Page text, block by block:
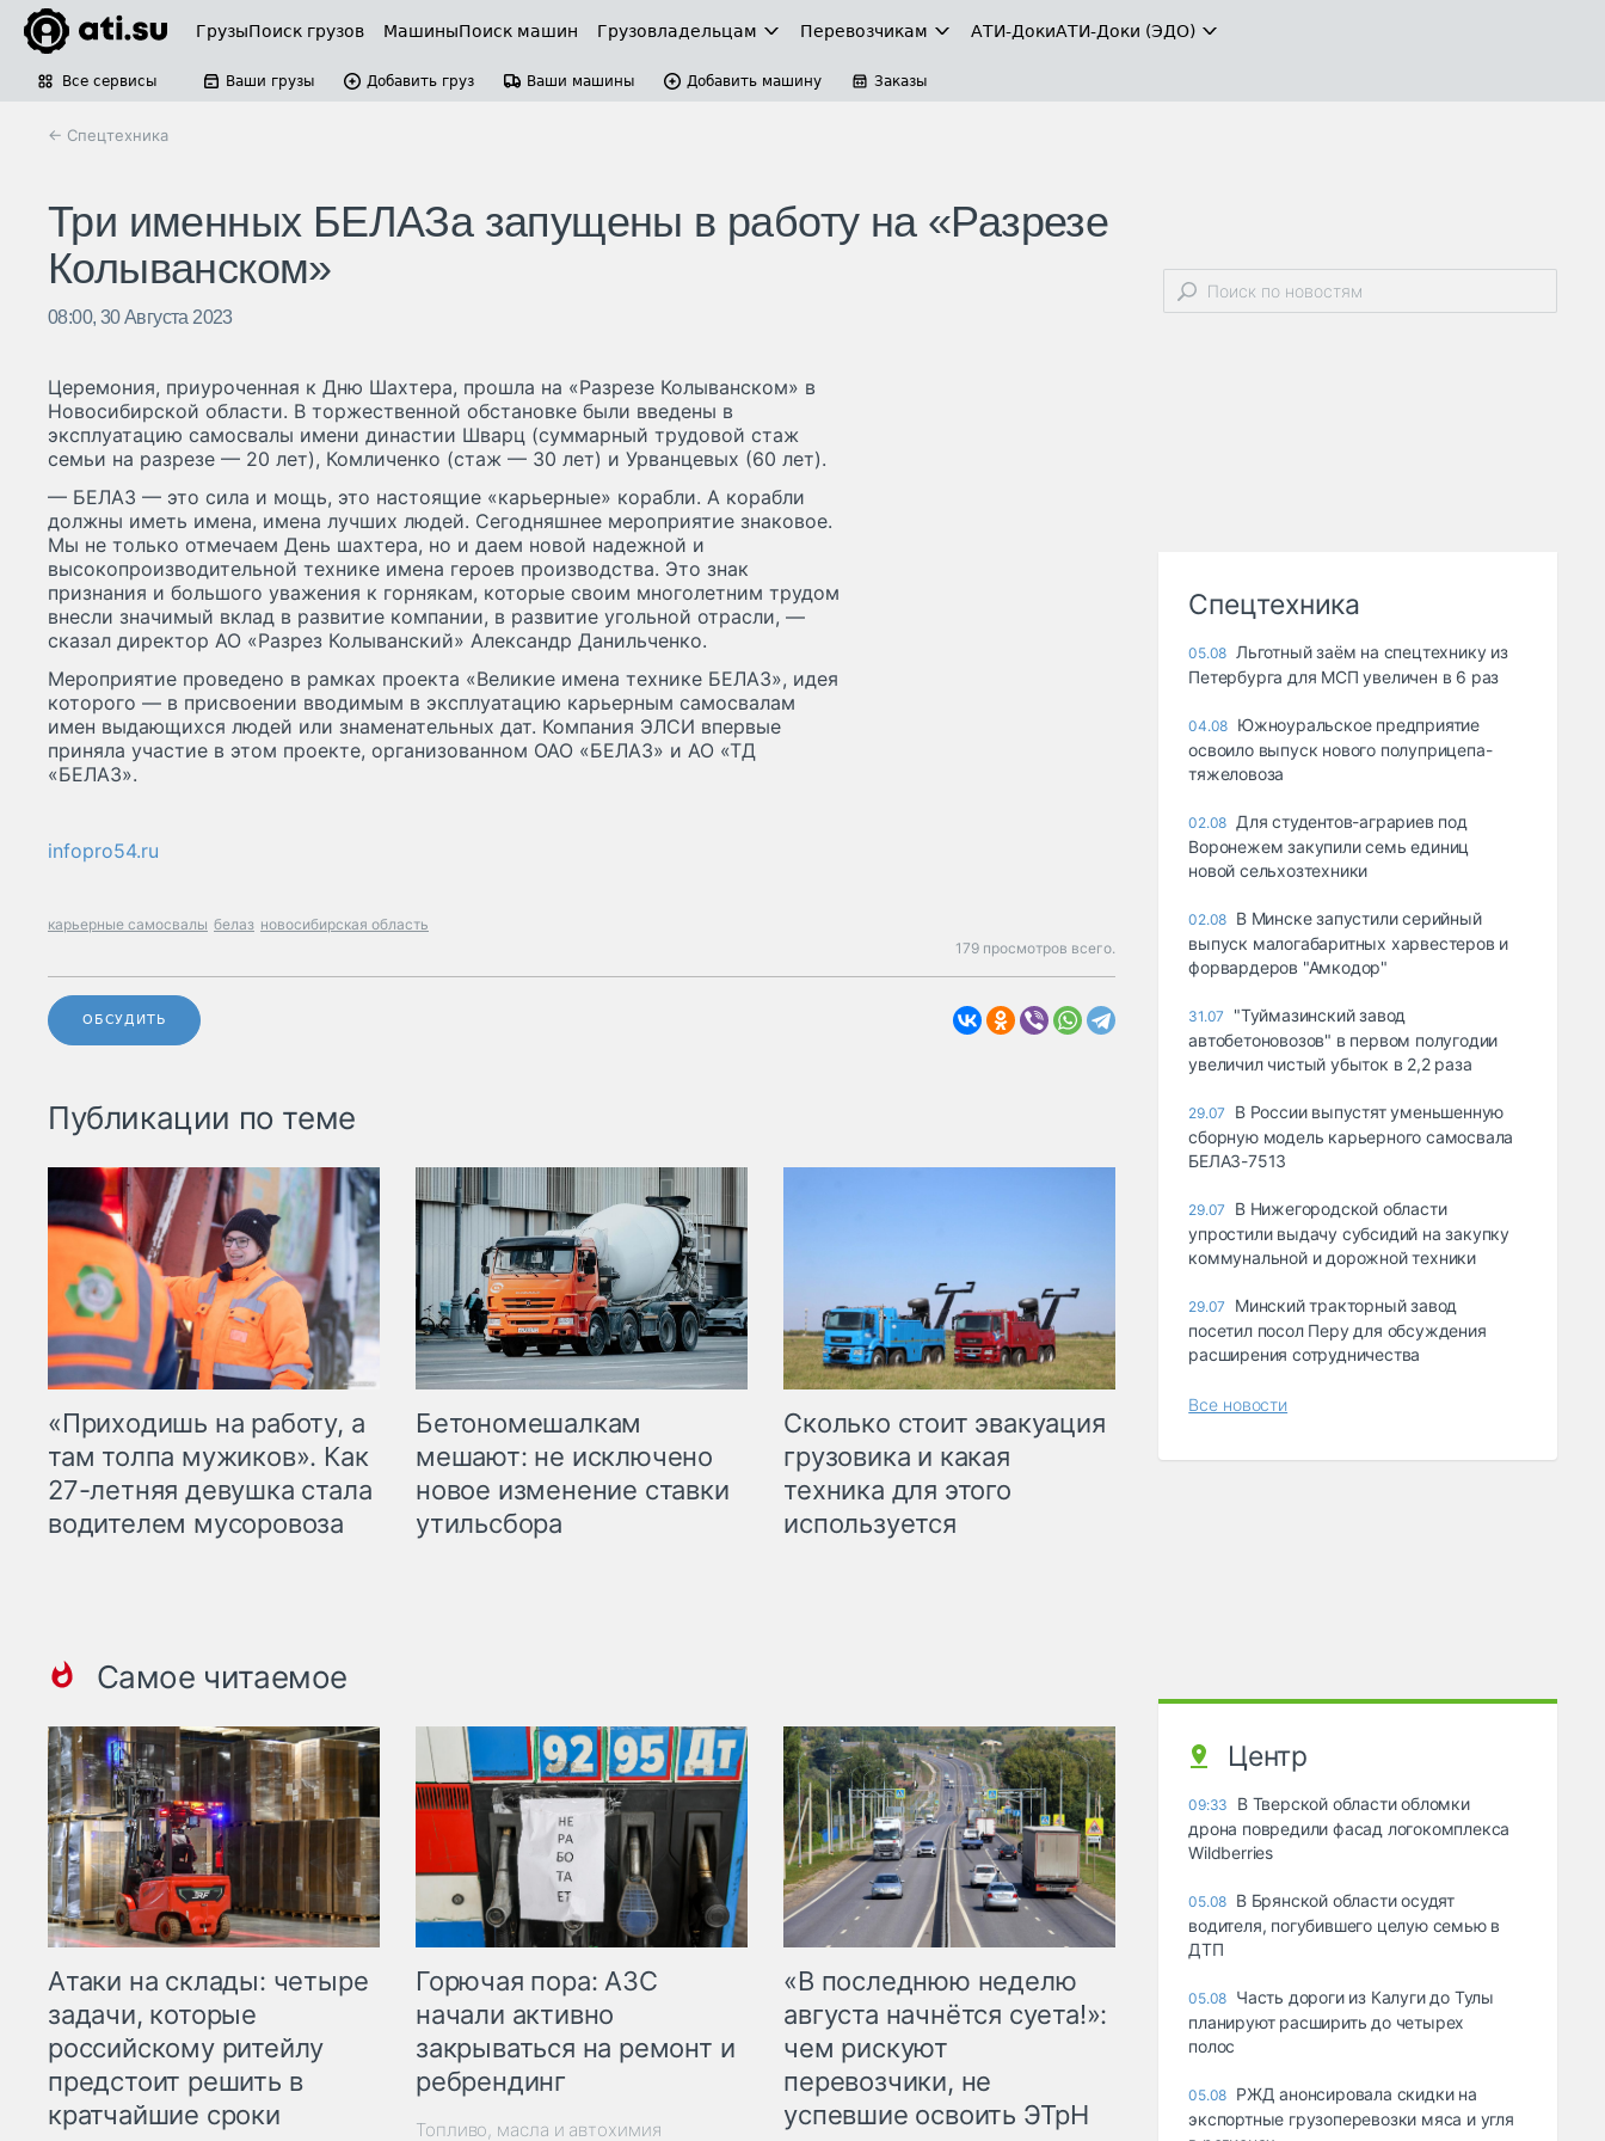
ГрузыПоиск грузов МашиныПоиск машин Грузовладельцам Перевозчикам АТИ-ДокиАТИ-Доки (ЭДО)
Все сервисы Ваши грузы Добавить груз Ваши машины Добавить машину Заказы
← Спецтехника
Три именных БЕЛАЗа запущены в работу на «Разрезе
Колыванском»
08:00, 30 Августа 2023
Церемония, приуроченная к Дню Шахтера, прошла на «Разрезе Колыванском» в
Новосибирской области. В торжественной обстановке были введены в
эксплуатацию самосвалы имени династии Шварц (суммарный трудовой стаж
семьи на разрезе — 20 лет), Комличенко (стаж — 30 лет) и Урванцевых (60 лет).
— БЕЛАЗ — это сила и мощь, это настоящие «карьерные» корабли. А корабли
должны иметь имена, имена лучших людей. Сегодняшнее мероприятие знаковое.
Мы не только отмечаем День шахтера, но и даем новой надежной и
высокопроизводительной технике имена героев производства. Это знак
признания и большого уважения к горнякам, которые своим многолетним трудом
внесли значимый вклад в развитие компании, в развитие угольной отрасли, —
сказал директор АО «Разрез Колыванский» Александр Данильченко.
Мероприятие проведено в рамках проекта «Великие имена технике БЕЛАЗ», идея
которого — в присвоении вводимым в эксплуатацию карьерным самосвалам
имен выдающихся людей или знаменательных дат. Компания ЭЛСИ впервые
приняла участие в этом проекте, организованном ОАО «БЕЛАЗ» и АО «ТД
«БЕЛАЗ».
infopro54.ru
карьерные самосвалы белаз новосибирская область
179 просмотров всего.
ОБСУДИТЬ
Публикации по теме
«Приходишь на работу, а
там толпа мужиков». Как
27-летняя девушка стала
водителем мусоровоза
Бетономешалкам
мешают: не исключено
новое изменение ставки
утильсбора
Сколько стоит эвакуация
грузовика и какая
техника для этого
используется
Самое читаемое
Атаки на склады: четыре
задачи, которые
российскому ритейлу
предстоит решить в
кратчайшие сроки
Горючая пора: АЗС
начали активно
закрываться на ремонт и
ребрендинг
Топливо, масла и автохимия
«В последнюю неделю
августа начнётся суета!»:
чем рискуют
перевозчики, не
успевшие освоить ЭТрН
Спецтехника
05.08 Льготный заём на спецтехнику из
Петербурга для МСП увеличен в 6 раз
04.08 Южноуральское предприятие
освоило выпуск нового полуприцепа-
тяжеловоза
02.08 Для студентов-аграриев под
Воронежем закупили семь единиц
новой сельхозтехники
02.08 В Минске запустили серийный
выпуск малогабаритных харвестеров и
форвардеров "Амкодор"
31.07
"Туймазинский завод
автобетоновозов" в первом полугодии
увеличил чистый убыток в 2,2 раза
29.07
В России выпустят уменьшенную
сборную модель карьерного самосвала
БЕЛАЗ-7513
29.07
В Нижегородской области
упростили выдачу субсидий на закупку
коммунальной и дорожной техники
29.07
Минский тракторный завод
посетил посол Перу для обсуждения
расширения сотрудничества
Все новости
Центр
09:33
В Тверской области обломки
дрона повредили фасад логокомплекса
Wildberries
05.08 В Брянской области осудят
водителя, погубившего целую семью в
ДТП
05.08 Часть дороги из Калуги до Тулы
планируют расширить до четырех
полос
05.08 РЖД анонсировала скидки на
экспортные грузоперевозки мяса и угля